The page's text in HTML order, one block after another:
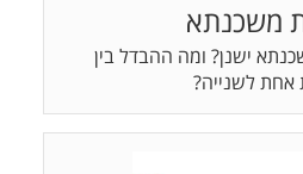
משכנתא
ישנן? ומה ההבדל בין
אחת לשנייה?